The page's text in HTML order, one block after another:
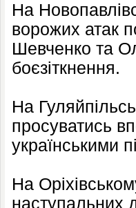
На
ворожих атак
Шевченко та
боєзіткнення.
На
просуватись
українськими
На
наступальних